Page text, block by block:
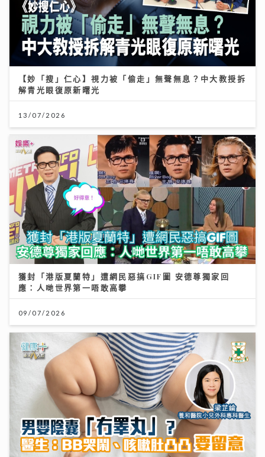
【妙「搜」仁心】視力被「偷走」無聲無息？中大教授拆
解青光眼復原新曙光
13/07/2026
獲封「港版夏蘭特」遭網民惡搞GIF圖 安德尊獨家回
應：人哋世界第一唔敢高攀
09/07/2026